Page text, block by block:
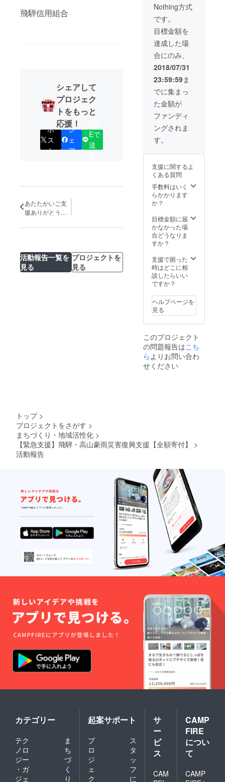
飛騨信用組合
シェアして
プロジェク
トをもっと
応援！
ポ
ス
ト
シ
ェ
ア
Eで
送
あたたかいご支
援ありがとうご
活動報告一覧を
見る
プロジェクトを
見る
Nothing方式
です。
目標金額を
達成した場
合にのみ、
2018/07/31
23:59:59ま
でに集まっ
た金額が
ファンディ
ングされま
す。
支援に関するよ
くある質問
手数料はいく
らかかります
か？
目標金額に届
かなかった場
合どうなりま
すか？
支援で困った
時はどこに相
談したらいい
ですか？
ヘルプページを
見る
このプロジェクト
の問題報告はこち
ら よりお問い合わ
せください
トップ >
プロジェクトをさがす >
まちづくり・地域活性化 >
【緊急支援】飛騨・高山豪雨災害復興支援【全額寄付】
>
活動報告
カテゴリー
テク
ノロ
ジー
・ガ
ジェ
ま
ち
づ
く
り
起案サポート
プ
ロ
ジ
ェ
ク
ス
タ
ッ
フ
に
サ
ー
ビ
ス
CAM
CAMP
FIRE
につい
て
CAMP